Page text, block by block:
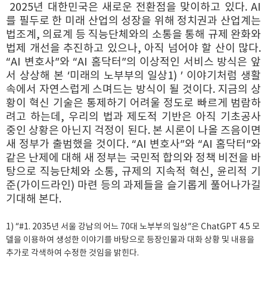
2025년 대한민국은 새로운 전환점을 맞이하고 있다. AI
를 필두로 한 미래 산업의 성장을 위해 정치권과 산업계는
법조계, 의료계 등 직능단체와의 소통을 통해 규제 완화와
법제 개선을 추진하고 있으나, 아직 넘어야 할 산이 많다.
“AI 변호사”와 “AI 홈닥터”의 이상적인 서비스 방식은 앞
서 상상해 본 ‘미래의 노부부의 일상1) ’ 이야기처럼 생활
속에서 자연스럽게 스며드는 방식이 될 것이다. 지금의 상
황이 혁신 기술은 통제하기 어려울 정도로 빠르게 범람하
려고 하는데, 우리의 법과 제도적 기반은 아직 기초공사
중인 상황은 아닌지 걱정이 된다. 본 시론이 나올 즈음이면
새 정부가 출범했을 것이다. “AI 변호사”와 “AI 홈닥터”와
같은 난제에 대해 새 정부는 국민적 합의와 정책 비전을 바
탕으로 직능단체와 소통, 규제의 지속적 혁신, 윤리적 기
준(가이드라인) 마련 등의 과제들을 슬기롭게 풀어나가길
기대해 본다.
1) “#1. 2035년 서울 강남의 어느 70대 노부부의 일상”은 ChatGPT 4.5 모
델을 이용하여 생성한 이야기를 바탕으로 등장인물과 대화 상황 및 내용을
추가로 각색하여 수정한 것임을 밝힌다.